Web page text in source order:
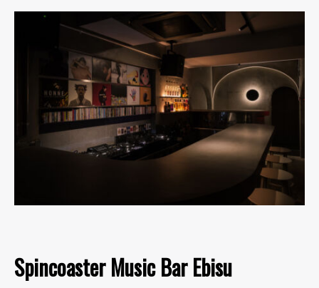
Spincoaster Music Bar Ebisu